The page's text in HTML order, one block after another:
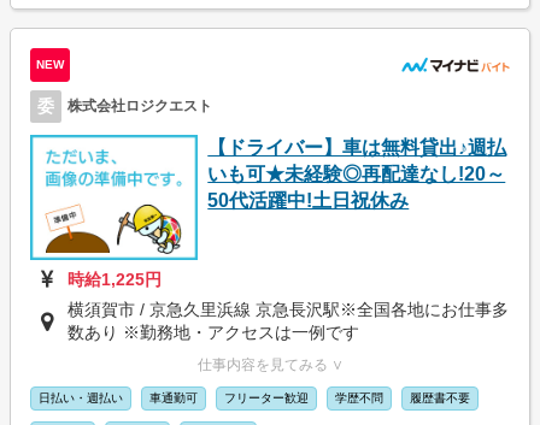
NEW
委 株式会社ロジクエスト
【ドライバー】車は無料貸出♪週払
いも可★未経験◎再配達なし!20～
50代活躍中!土日祝休み
時給1,225円
横須賀市 / 京急久里浜線 京急長沢駅※全国各地にお仕事多
数あり ※勤務地・アクセスは一例です
仕事内容を見てみる ∨
日払い・週払い 車通勤可 フリーター歓迎 学歴不問 履歴書不要